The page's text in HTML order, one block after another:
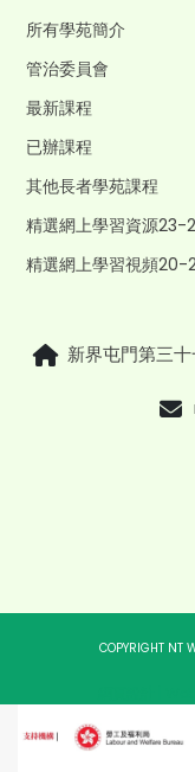
所有學苑簡介
管治委員會
最新課程
已辦課程
其他長者學苑課程
精選網上學習資源23-
精選網上學習視頻20-
新界屯門第三
COPYRIGHT NT